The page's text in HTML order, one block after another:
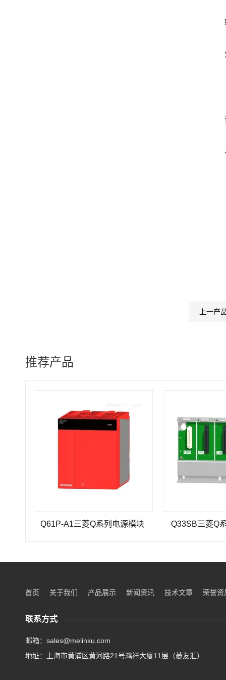
上一产
推荐产品
Q61P-A1三菱Q系列电源模块 Q33SB三菱Q系列
首页 关于我们 产品展示 新闻资讯 技术文章 荣誉资
联系方式
邮箱：sales@melinku.com
地址：上海市黄浦区黄河路21号鸿祥大厦11层（菱友汇）